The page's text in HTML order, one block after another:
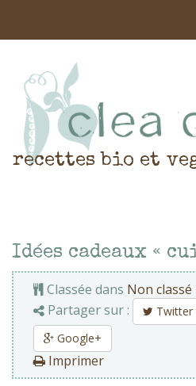
recettes bio et
Idées cadeaux «
Classée dans Non classé
Partager sur :
Twitter
Google+
Imprimer